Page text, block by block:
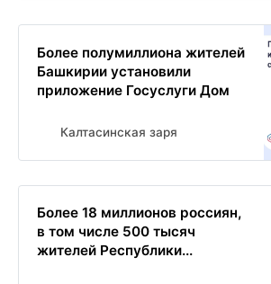
Более полумиллиона жителей
Башкирии установили
приложение Госуслуги Дом
Калтасинская заря
Более 18 миллионов россиян,
в том числе 500 тысяч
жителей Республики...